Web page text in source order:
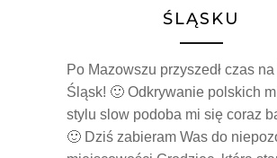
ŚLĄSKU
Po Mazowszu przyszedł czas
Śląsk! 🙂 Odkrywanie polskich
stylu slow podoba mi się coraz
🙂 Dziś zabieram Was do